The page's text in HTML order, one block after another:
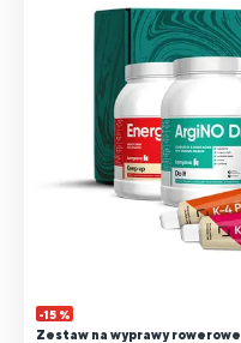
-15 %
Zestaw na wyprawy rowerowe